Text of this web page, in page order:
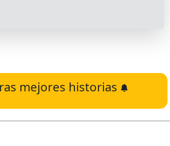
mejores historias